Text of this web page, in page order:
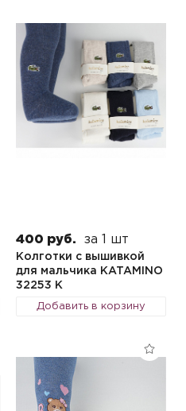
400 руб. за 1 шт
Колготки с вышивкой
для мальчика KATAMINO
32253 K
Добавить в корзину